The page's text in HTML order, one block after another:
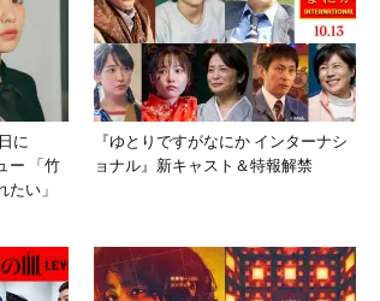
に
ー 「竹
い」
『ゆとりですがなにか インターナシ
ョナル』新キャスト＆特報解禁